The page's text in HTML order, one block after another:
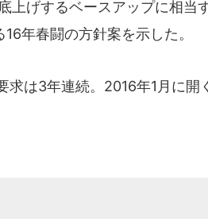
上げするベースアップに相当
年春闘の方針案を示した。
求は3年連続。2016年1月に開